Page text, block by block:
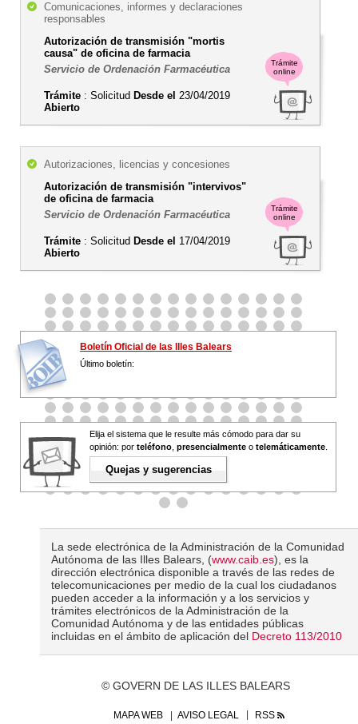
Trámite
online
Comunicaciones, informes y declaraciones
responsables
Autorización de transmisión "mortis
causa" de oficina de farmacia
Servicio de Ordenación Farmacéutica
Trámite : Solicitud Desde el 23/04/2019
Abierto
Trámite
online
Autorizaciones, licencias y concesiones
Autorización de transmisión "intervivos"
de oficina de farmacia
Servicio de Ordenación Farmacéutica
Trámite : Solicitud Desde el 17/04/2019
Abierto
Boletín Oficial de las Illes Balears
Último boletín:
Elija el sistema que le resulte más cómodo para dar su
opinión: por teléfono presencialmente o telemáticamente
Quejas y sugerencias
La sede electrónica de la Administración de la Comunidad
Autónoma de las Illes Balears, (www.caib.es), es la
dirección electrónica disponible a través de las redes de
telecomunicaciones per medio de la cual los ciudadanos
pueden acceder a la información y a los servicios y
trámites electrónicos de la Administración de la
Comunidad Autónoma y de las entidades públicas
incluidas en el ámbito de aplicación del Decreto 113/2010
© GOVERN DE LAS ILLES BALEARS
MAPA WEB AVISO LEGAL RSS